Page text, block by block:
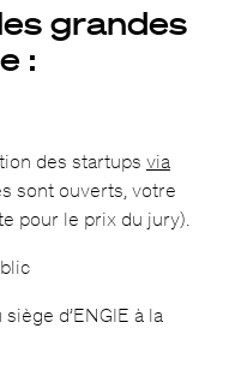
grandes
:
des startups via
sont ouverts, votre
pour le prix du jury).
d’ENGIE à la